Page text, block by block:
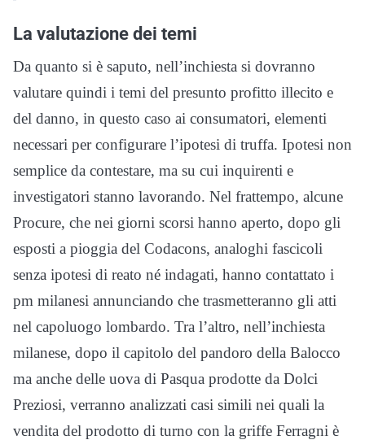
La valutazione dei temi
Da quanto si è saputo, nell’inchiesta si dovranno
valutare quindi i temi del presunto profitto illecito e
del danno, in questo caso ai consumatori, elementi
necessari per configurare l’ipotesi di truffa. Ipotesi non
semplice da contestare, ma su cui inquirenti e
investigatori stanno lavorando. Nel frattempo, alcune
Procure, che nei giorni scorsi hanno aperto, dopo gli
esposti a pioggia del Codacons, analoghi fascicoli
senza ipotesi di reato né indagati, hanno contattato i
pm milanesi annunciando che trasmetteranno gli atti
nel capoluogo lombardo. Tra l’altro, nell’inchiesta
milanese, dopo il capitolo del pandoro della Balocco
ma anche delle uova di Pasqua prodotte da Dolci
Preziosi, verranno analizzati casi simili nei quali la
vendita del prodotto di turno con la griffe Ferragni è